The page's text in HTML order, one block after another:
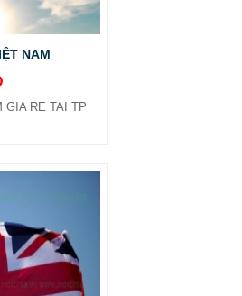
NAM
GIA RE TAI TP